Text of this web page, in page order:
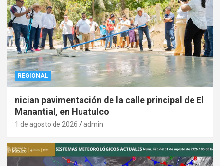
REGIONAL
nician pavimentación de la calle principal de El
Manantial, en Huatulco
1 de agosto de 2026 admin